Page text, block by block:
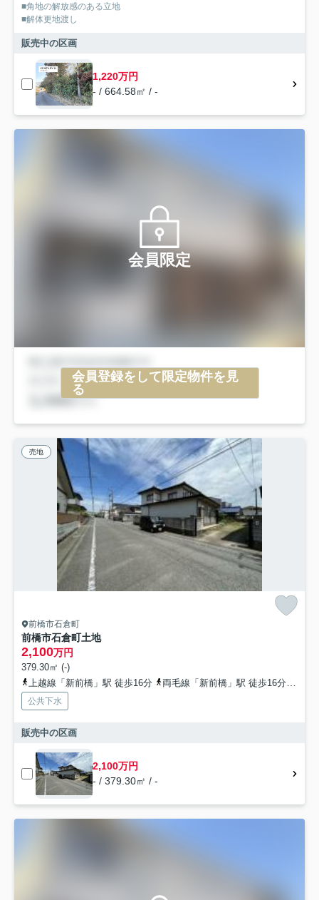
■角地の解放感のある立地
■解体更地渡し
販売中の区画
1,220万円
- / 664.58㎡ / -
会員限定
会員登録をして限定物件を見
る
売地
前橋市石倉町
前橋市石倉町土地
2,100万円
379.30㎡ (-)
上越線「新前橋」駅 徒歩16分
両毛線「新前橋」駅 徒歩16分
公共下水
販売中の区画
2,100万円
- / 379.30㎡ / -